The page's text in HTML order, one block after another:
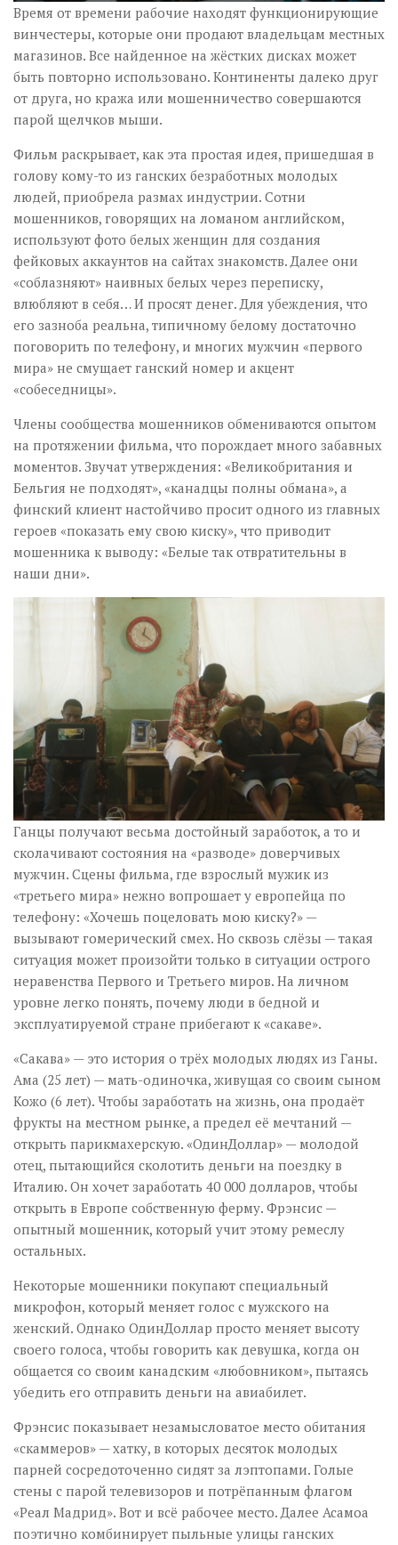
Время от времени рабочие находят функционирующие
винчестеры, которые они продают владельцам местных
магазинов. Все найденное на жёстких дисках может
быть повторно использовано. Континенты далеко друг
от друга, но кража или мошенничество совершаются
парой щелчков мыши.
Фильм раскрывает, как эта простая идея, пришедшая в
голову кому-то из ганских безработных молодых
людей, приобрела размах индустрии. Сотни
мошенников, говорящих на ломаном английском,
используют фото белых женщин для создания
фейковых аккаунтов на сайтах знакомств. Далее они
«соблазняют» наивных белых через переписку,
влюбляют в себя… И просят денег. Для убеждения, что
его зазноба реальна, типичному белому достаточно
поговорить по телефону, и многих мужчин «первого
мира» не смущает ганский номер и акцент
«собеседницы».
Члены сообщества мошенников обмениваются опытом
на протяжении фильма, что порождает много забавных
моментов. Звучат утверждения: «Великобритания и
Бельгия не подходят», «канадцы полны обмана», а
финский клиент настойчиво просит одного из главных
героев «показать ему свою киску», что приводит
мошенника к выводу: «Белые так отвратительны в
наши дни».
Ганцы получают весьма достойный заработок, а то и
сколачивают состояния на «разводе» доверчивых
мужчин. Сцены фильма, где взрослый мужик из
«третьего мира» нежно вопрошает у европейца по
телефону: «Хочешь поцеловать мою киску?» —
вызывают гомерический смех. Но сквозь слёзы — такая
ситуация может произойти только в ситуации острого
неравенства Первого и Третьего миров. На личном
уровне легко понять, почему люди в бедной и
эксплуатируемой стране прибегают к «сакаве».
«Сакава» — это история о трёх молодых людях из Ганы.
Ама (25 лет) — мать-одиночка, живущая со своим сыном
Кожо (6 лет). Чтобы заработать на жизнь, она продаёт
фрукты на местном рынке, а предел её мечтаний —
открыть парикмахерскую. «ОдинДоллар» — молодой
отец, пытающийся сколотить деньги на поездку в
Италию. Он хочет заработать 40 000 долларов, чтобы
открыть в Европе собственную ферму. Фрэнсис —
опытный мошенник, который учит этому ремеслу
остальных.
Некоторые мошенники покупают специальный
микрофон, который меняет голос с мужского на
женский. Однако ОдинДоллар просто меняет высоту
своего голоса, чтобы говорить как девушка, когда он
общается со своим канадским «любовником», пытаясь
убедить его отправить деньги на авиабилет.
Фрэнсис показывает незамысловатое место обитания
«скаммеров» — хатку, в которых десяток молодых
парней сосредоточенно сидят за лэптопами. Голые
стены с парой телевизоров и потрёпанным флагом
«Реал Мадрид». Вот и всё рабочее место. Далее Асамоа
поэтично комбинирует пыльные улицы ганских